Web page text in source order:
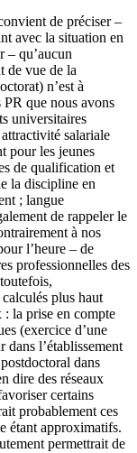
de préciser –
avec la situation en
– qu’aucun
de vue de la
n’est à
que nous avons
universitaires
salariale
pour les jeunes
de qualification et
la discipline en
; langue
de rappeler le
à nos
l’heure – de
professionnelles des
plus haut
la prise en compte
(exercice d’une
dans l’établissement
dans
dire des réseaux
certains
probablement ces
étant approximatifs.
permettrait de